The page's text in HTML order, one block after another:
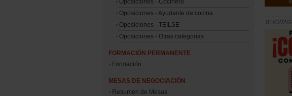
Oposiciones - Ayudante de cocina
Oposiciones - TEILSE
Oposiciones - Otras categorías
FORMACIÓN PERMANENTE
Formación
MESAS DE NEGOCIACIÓN
Resumen de Mesas
01/02/